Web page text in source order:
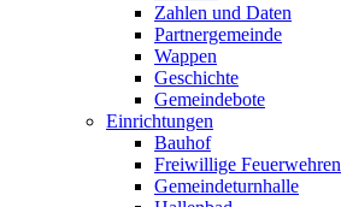
Zahlen und Daten
Partnergemeinde
Wappen
Geschichte
Gemeindebote
Einrichtungen
Bauhof
Freiwillige Feuerwehren
Gemeindeturnhalle